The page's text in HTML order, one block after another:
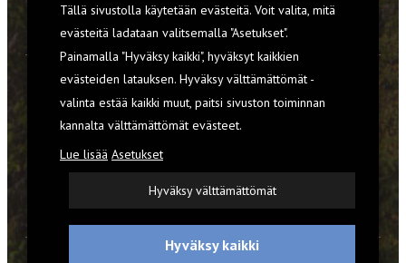
VARUSTEET
TILAA RETKI-LEHTI
YHTEYSTIEDOT
REKISTERISELOSTE
EVÄSTEET
Tällä sivustolla käytetään evästeitä. Voit valita, mitä
evästeitä ladataan valitsemalla "Asetukset".
Painamalla "Hyväksy kaikki", hyväksyt kaikkien
evästeiden latauksen. Hyväksy välttämättömät -
valinta estää kaikki muut, paitsi sivuston toiminnan
kannalta välttämättömät evästeet.
Lue lisää Asetukset
Hyväksy välttämättömät
Hyväksy kaikki